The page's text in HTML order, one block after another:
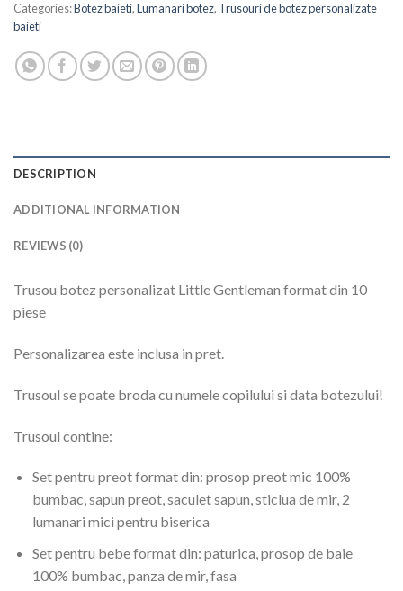
Categories:Botez baieti,Lumanari botez, Trusouri de botez personalizate
baieti
DESCRIPTION
ADDITIONAL INFORMATION
REVIEWS (0)
Trusou botez personalizat Little Gentleman format din 10
piese
Personalizarea este inclusa in pret.
Trusoul se poate broda cu numele copilului si data botezului!
Trusoul contine:
Set pentru preot format din: prosop preot mic 100%
bumbac, sapun preot, saculet sapun, sticlua de mir, 2
lumanari mici pentru biserica
Set pentru bebe format din: paturica, prosop de baie
100% bumbac, panza de mir, fasa